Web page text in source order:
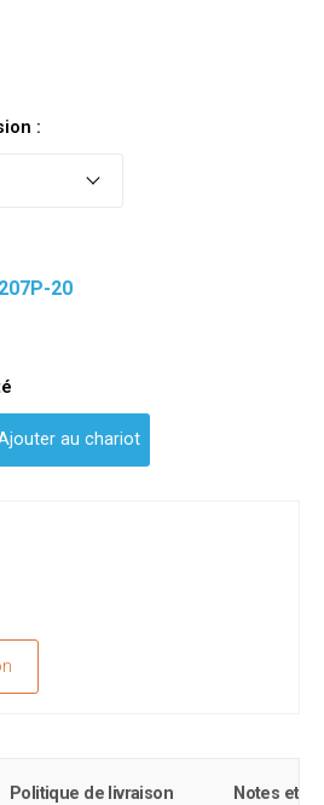
:
207P-20
au chariot
Politique de livraison Notes et